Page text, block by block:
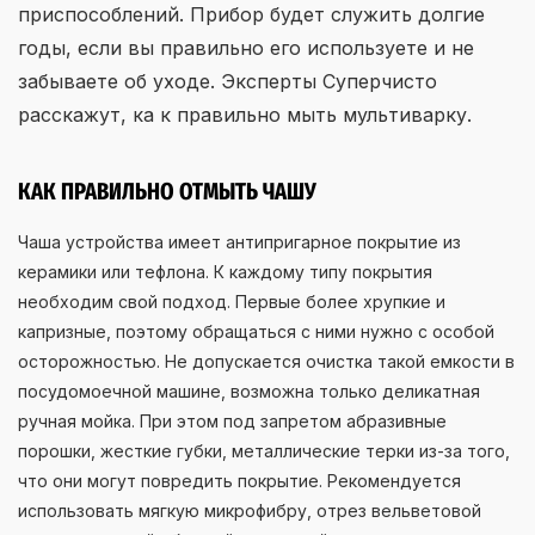
приспособлений. Прибор будет служить долгие
годы, если вы правильно его используете и не
забываете об уходе. Эксперты Суперчисто
расскажут, ка к правильно мыть мультиварку.
КАК ПРАВИЛЬНО ОТМЫТЬ ЧАШУ
Чаша устройства имеет антипригарное покрытие из
керамики или тефлона. К каждому типу покрытия
необходим свой подход. Первые более хрупкие и
капризные, поэтому обращаться с ними нужно с особой
осторожностью. Не допускается очистка такой емкости в
посудомоечной машине, возможна только деликатная
ручная мойка. При этом под запретом абразивные
порошки, жесткие губки, металлические терки из-за того,
что они могут повредить покрытие. Рекомендуется
использовать мягкую микрофибру, отрез вельветовой